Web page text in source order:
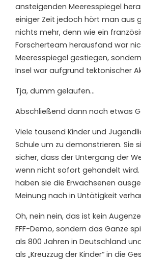
ansteigenden Meeresspiegel
einiger Zeit jedoch hört man aus
nichts mehr, denn wie ein
Forscherteam herausfand war
Meeresspiegel gestiegen,
Insel war aufgrund tektonischer
Tja, dumm gelaufen…
Abschließend dann noch etwas
Viele tausend Kinder und
Schule um zu demonstrieren. Sie
sicher, dass der Untergang der
wenn nicht sofort gehandelt wird.
haben sie die Erwachsenen
Meinung nach in Untätigkeit
Oh, nein nein, das ist kein
FFF-Demo, sondern das Ganze
als 800 Jahren in Deutschland
als „Kreuzzug der Kinder“ in die